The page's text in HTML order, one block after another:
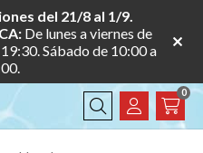
del 21/8 al 1/9.
De lunes a viernes de
Sábado de 10:00 a
Buscar
0